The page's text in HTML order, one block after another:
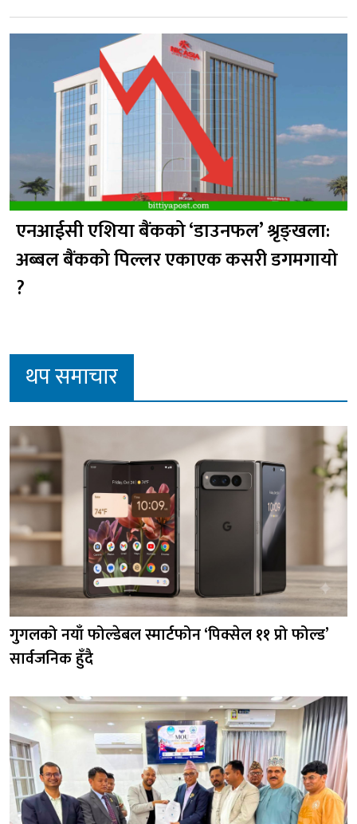
एनआईसी एशिया बैंकको ‘डाउनफल’ श्रृङ्खला:
अब्बल बैंकको पिल्लर एकाएक कसरी डगमगायो
?
थप समाचार
गुगलको नयाँ फोल्डेबल स्मार्टफोन ‘पिक्सेल ११ प्रो फोल्ड’
सार्वजनिक हुँदै